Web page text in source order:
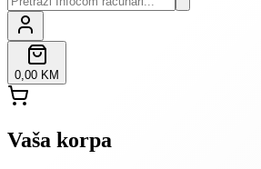
0,00 KM
Vaša korpa